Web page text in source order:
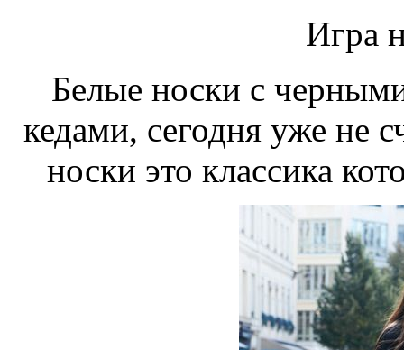
Игра
Белые носки с
кедами, сегодня уже не
носки это классика